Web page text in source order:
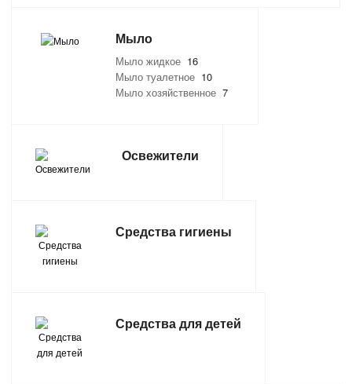
СНЕГОУБОРОЧНЫЙ ИНВЕНТАРЬ
СТРЕМЯНКИ,ЛЕСТНИЦЫ
ТОВАРЫ ДЛЯ АВТО
ТОВАРЫ ДЛЯ ЖИВОТНЫХ
ЭЛЕКТРОИНСТРУМЕНТЫ, БЕНЗОИНСТРУМЕНТЫ
ЭЛЕКТРОМОНТАЖНЫЕ ТОВАРЫ, СВЕТОТЕХНИКА
Мыло
Мыло жидкое 16
Мыло туалетное 10
Мыло хозяйственное 7
Освежители
Средства гигиены
Средства для детей